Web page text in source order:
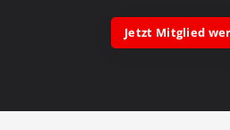
Jetzt Mitglied